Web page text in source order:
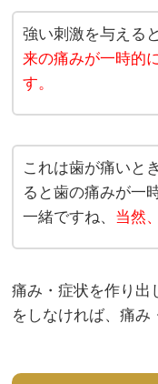
強い刺激を与える
来の痛みが一時的
す。
これは歯が痛いと
ると歯の痛みが一
一緒ですね、 当然
痛み・症状を作り出
をしなければ、痛み